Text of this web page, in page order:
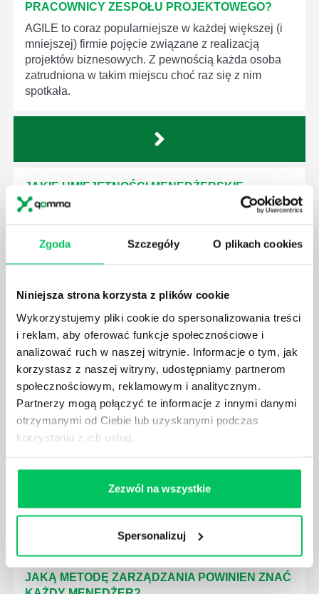
Zgoda Szczegóły O plikach cookies
Niniejsza strona korzysta z plików cookie
Wykorzystujemy pliki cookie do spersonalizowania treści
i reklam, aby oferować funkcje społecznościowe i
analizować ruch w naszej witrynie. Informacje o tym, jak
korzystasz z naszej witryny, udostępniamy partnerom
społecznościowym, reklamowym i analitycznym.
Partnerzy mogą połączyć te informacje z innymi danymi
otrzymanymi od Ciebie lub uzyskanymi podczas
korzystania z ich usług.
Zezwól na wszystkie
Spersonalizuj
PRACOWNICY ZESPOŁU PROJEKTOWEGO?
AGILE to coraz popularniejsze w każdej większej (i
mniejszej) firmie pojęcie związane z realizacją
projektów biznesowych. Z pewnością każda osoba
zatrudniona w takim miejscu choć raz się z nim
spotkała.
JAKIE UMIEJĘTNOŚCI MENEDŻERSKIE
POWINIEN MIEĆ BRYGADZISTA?
kompetentnych pracowników nie będzie w stanie
czynności wykonywane przez pracowników.
JAK BRYGADZISTA MOŻE ROZWINĄĆ SWOJE
KOMPETENCJE MENEDŻERSKIE?
Menedżer to niezwykle ważne stanowisko w każdej
JAKĄ METODĘ ZARZĄDZANIA POWINIEN ZNAĆ